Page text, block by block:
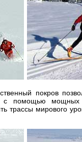
покров
с помощью
трассы мирового